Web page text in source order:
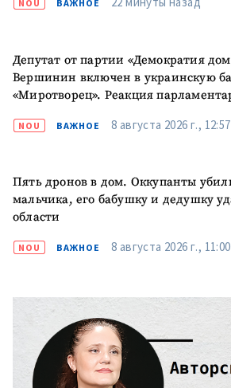
Отправить
информацию
О ZDG
în Română
NOU ВАЖНОЕ
Депутат от партии «Демократия
Вершинин включен в украинскую
«Миротворец». Реакция
NOU ВАЖНОЕ 8 августа 2026 г., 12:57
Пять дронов в дом. Оккупанты
мальчика, его бабушку и дедушку
области
NOU ВАЖНОЕ 8 августа 2026 г., 11:00